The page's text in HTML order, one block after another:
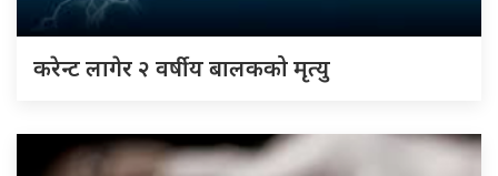
करेन्ट लागेर २ वर्षीय बालकको मृत्यु